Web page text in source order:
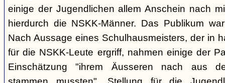
einige der Jugendlichen allem Anschein nach
hierdurch die NSKK-Männer. Das Publikum
Nach Aussage eines Schulhausmeisters, der in
für die NSKK-Leute ergriff, nahmen einige der
Einschätzung "ihrem Äusseren nach aus